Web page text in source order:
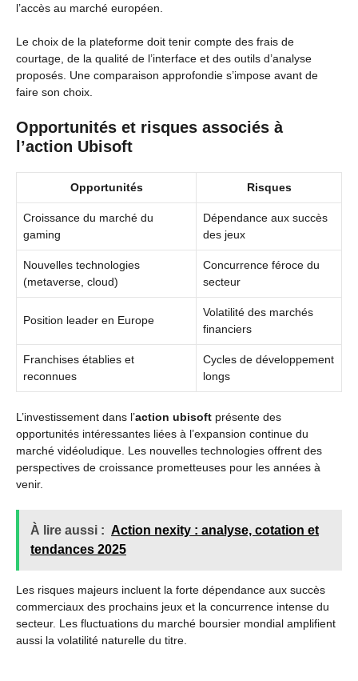
l’accès au marché européen.
Le choix de la plateforme doit tenir compte des frais de
courtage, de la qualité de l’interface et des outils d’analyse
proposés. Une comparaison approfondie s’impose avant de
faire son choix.
Opportunités et risques associés à
l’action Ubisoft
Opportunités Risques
Croissance du marché du
gaming
Dépendance aux succès
des jeux
Nouvelles technologies
(metaverse, cloud)
Concurrence féroce du
secteur
Position leader en Europe
Volatilité des marchés
financiers
Franchises établies et
reconnues
Cycles de développement
longs
L’investissement dans l’action ubisoft présente des
opportunités intéressantes liées à l’expansion continue du
marché vidéoludique. Les nouvelles technologies offrent des
perspectives de croissance prometteuses pour les années à
venir.
À lire aussi : Action nexity : analyse, cotation et
tendances 2025
Les risques majeurs incluent la forte dépendance aux succès
commerciaux des prochains jeux et la concurrence intense du
secteur. Les fluctuations du marché boursier mondial amplifient
aussi la volatilité naturelle du titre.